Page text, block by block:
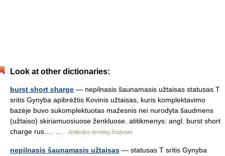
Look at other dictionaries:
burst short charge — nepilnasis šaunamasis užtaisas statusas T
sritis Gynyba apibrėžtis Kovinis užtaisas, kuris komplektavimo
bazėje buvo sukomplektuotas mažesnis nei nurodyta šaudmens
(užtaiso) skiriamuosiuose ženkluose. atitikmenys: angl. burst short
charge rus.… …
Artilerijos terminų žodynas
nepilnasis šaunamasis užtaisas — statusas T sritis Gynyba